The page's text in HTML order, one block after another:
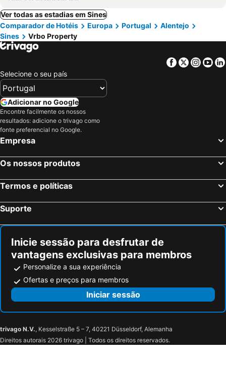
Ver todas as estadias em Sines
Comparador de Hotéis
Europa Portugal
Alentejo
Sines
Vrbo Property
Facebook
Twitter
Selecione o seu país
Adicionar no Google
Encontre facilmente os nossos
resultados: adicione o trivago como
fonte preferencial no Google.
Empresa
Os nossos produtos
Termos e políticas
Suporte
Inicie sessão para desfrutar de
vantagens exclusivas para membros
Personalize a sua experiência
Ofertas e preços para membros
Iniciar sessão
trivago N.V., Kesselstraße 5 – 7, 40221 Düsseldorf, Alemanha
Direitos autorais 2026 trivago | Todos os direitos reservados.